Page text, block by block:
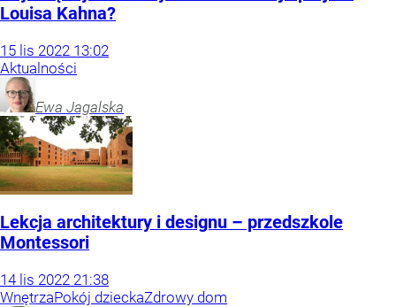
Louisa Kahna?
15 lis 2022 13:02
Aktualności
Ewa Jagalska
Lekcja architektury i designu – przedszkole
Montessori
14 lis 2022 21:38
WnętrzaPokój dzieckaZdrowy dom